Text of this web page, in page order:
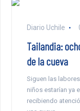
Diario Uchile
Tailandia:
de la cueva
Siguen las
niños estarían ya
recibiendo